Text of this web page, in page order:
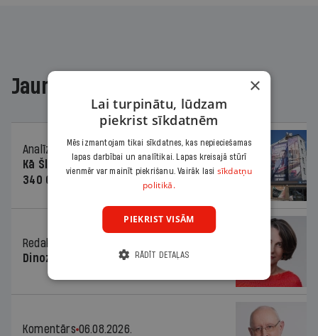
Jaunākajā žurnālā
Analīze
06.08.2026.
Kā Šlesera partija palika nesodīta par
340 000 vērtu reklāmas kampaņu
Redaktores sleja
Dinozaura triks
Komentārs 06.08.2026.
×
Lai turpinātu, lūdzam
piekrist sīkdatnēm
Mēs izmantojam tikai sīkdatnes, kas nepieciešamas
lapas darbībai un analītikai. Lapas kreisajā stūrī
vienmēr var mainīt piekrišanu. Vairāk lasi sīkdatņu
politikā.
PIEKRIST VISĀM
RĀDĪT DETAĻAS